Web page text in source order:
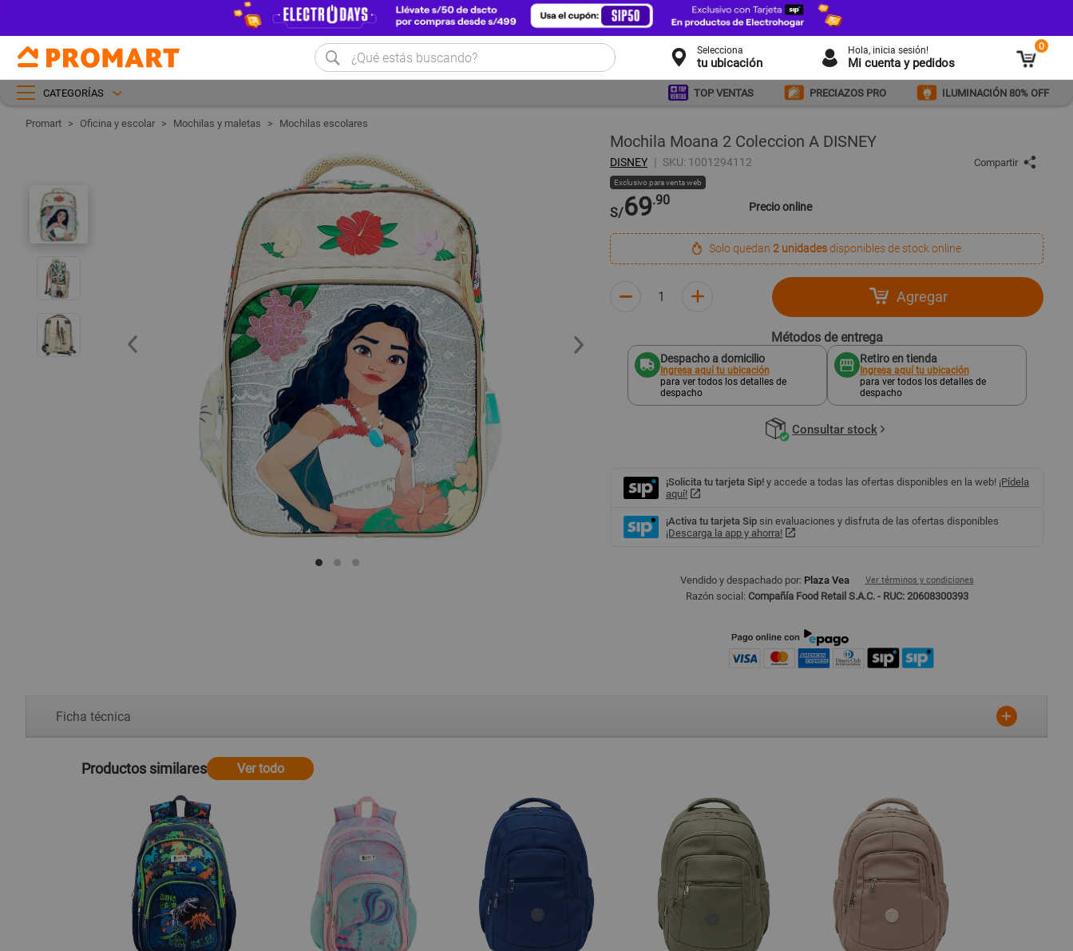
Selecciona
tu ubicación
Hola, inicia sesión!
Mi cuenta y pedidos
0
CATEGORÍAS TOP VENTAS PRECIAZOS PRO ILUMINACIÓN 80% OFF
Oficina y escolar Mochilas y maletas Mochilas escolares
Mochila Moana 2 Coleccion A DISNEY
DISNEY SKU: 1001294112 Compartir
Exclusivo para venta web
S/69.90 Precio online
Solo quedan2 unidadesdisponibles de stock online
Agregar
Métodos de entrega
Despacho a domicilio
Ingresa aquí tu ubicación
para ver todos los detalles de
despacho
Retiro en tienda
Ingresa aquí tu ubicación
para ver todos los detalles de
despacho
Consultar stock
¡Solicita tu tarjeta Sip! y accede a todas las ofertas disponibles en la web! ¡Pídela
aquí!
¡Activa tu tarjeta Sip sin evaluaciones y disfruta de las ofertas disponibles
¡Descarga la app y ahorra!
Vendido y despachado por: Plaza Vea Ver términos y condiciones
Razón social: Compañía Food Retail S.A.C. - RUC: 20608300393
Ficha técnica
Productos similares Ver todo